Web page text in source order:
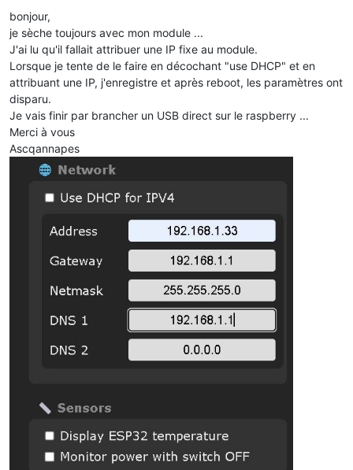
bonjour,
je sèche toujours avec mon module ...
J'ai lu qu'il fallait attribuer une IP fixe au module.
Lorsque je tente de le faire en décochant "use DHCP" et en
attribuant une IP, j'enregistre et après reboot, les paramètres ont
disparu.
Je vais finir par brancher un USB direct sur le raspberry ...
Merci à vous
Ascqannapes